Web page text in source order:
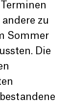
zu
Sommer
Die